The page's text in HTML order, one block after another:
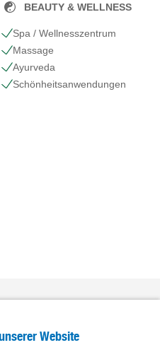
BEAUTY & WELLNESS
Spa / Wellnesszentrum
Massage
Ayurveda
Schönheits​anwendungen
Website